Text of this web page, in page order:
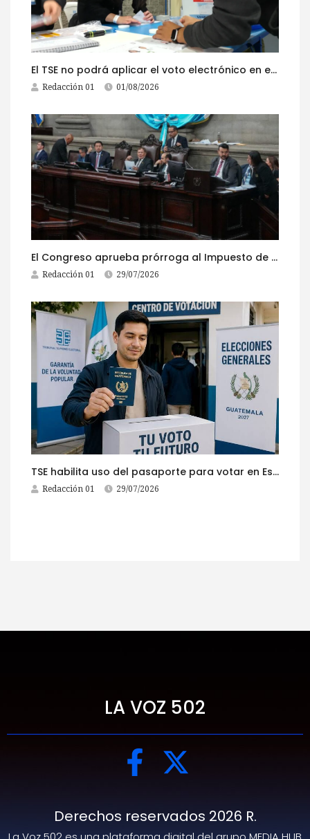
El TSE no podrá aplicar el voto electrónico en el extranjero, pese a la reciente actualización de su reglamento
Redacción 01 01/08/2026
El Congreso aprueba prórroga al Impuesto de Circulación 2026
Redacción 01 29/07/2026
TSE habilita uso del pasaporte para votar en Estados Unidos
Redacción 01 29/07/2026
LA VOZ 502
Derechos reservados 2026 R.